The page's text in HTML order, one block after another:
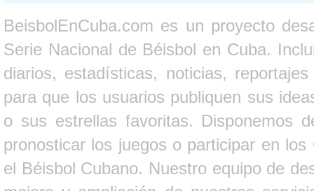
BeisbolEnCuba.com es un proyecto
Serie Nacional de Béisbol en Cuba.
diarios, estadísticas, noticias,
para que los usuarios publiquen sus
o sus estrellas favoritas. Disponemos
pronosticar los juegos o participar en
el Béisbol Cubano. Nuestro equipo de